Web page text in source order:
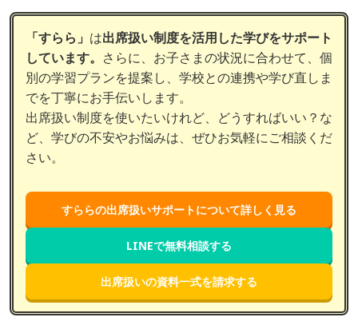
「すらら」 は出席扱い制度を活用した学びをサポート
しています。 さらに、お子さまの状況に合わせて、個
別の学習プランを提案し、学校との連携や学び直しま
でを丁寧にお手伝いします。
出席扱い制度を使いたいけれど、どうすればいい？な
ど、学びの不安やお悩みは、ぜひお気軽にご相談くだ
さい。
すららの出席扱いサポートについて詳しく見る
LINEで無料相談する
出席扱いの資料一式を請求する